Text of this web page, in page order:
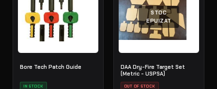
Bore Tech Patch Guide
IN STOCK
STOC
EPUIZAT
DAA Dry-Fire Target Set
(Metric - USPSA)
OUT OF STOCK